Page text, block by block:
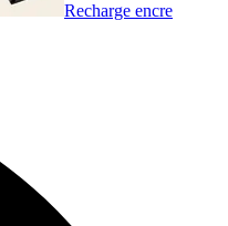
Recharge encre